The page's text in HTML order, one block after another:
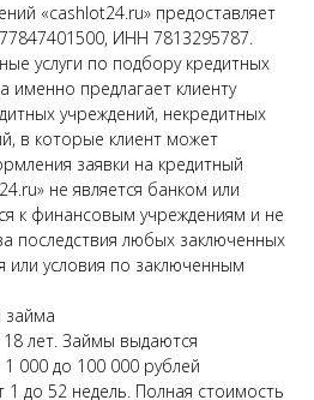
«cashlot24.ru» предоставляет
ИНН 7813295787.
услуги по подбору кредитных
именно предлагает клиенту
учреждений, некредитных
в которые клиент может
заявки на кредитный
не является банком или
к финансовым учреждениям и не
последствия любых заключенных
или условия по заключенным
займа
лет. Займы выдаются
000 до 100 000 рублей
1 до 52 недель. Полная стоимость